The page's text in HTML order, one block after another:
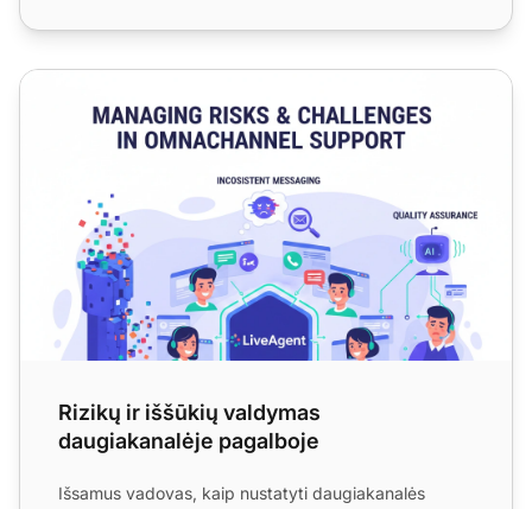
Rizikų ir iššūkių valdymas daugiakanalėje pagalboje
Rizikų ir iššūkių valdymas
daugiakanalėje pagalboje
Išsamus vadovas, kaip nustatyti daugiakanalės